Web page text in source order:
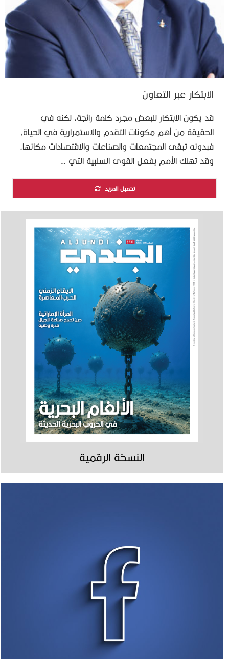
الابتكار عبر التعاون
قد يكون الابتكار للبعض مجرد كلمة رائجة، لكنه في
الحقيقة من أهم مكونات التقدم والاستمرارية في الحياة،
فبدونه تبقى المجتمعات والصناعات والاقتصادات مكانها،
وقد تهلك الأمم بفعل القوى السلبية التي …
تحميل المزيد
النسخة الرقمية